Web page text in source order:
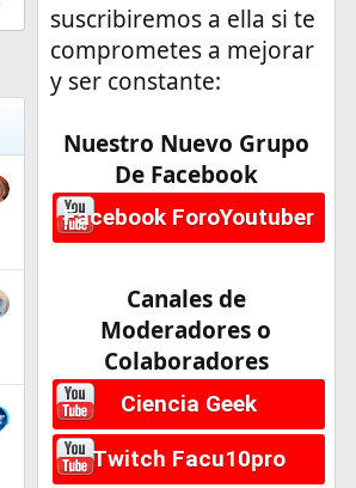
suscribiremos a ella si te
comprometes a mejorar
y ser constante:
Nuestro Nuevo Grupo
De Facebook
Facebook ForoYoutuber
Canales de
Moderadores o
Colaboradores
Ciencia Geek
Twitch Facu10pro